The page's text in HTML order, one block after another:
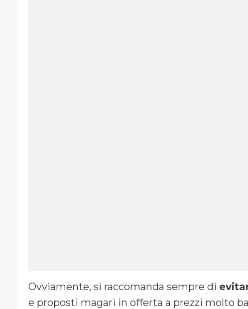
Ovviamente, si raccomanda sempre di
e proposti magari in offerta a prezzi molto